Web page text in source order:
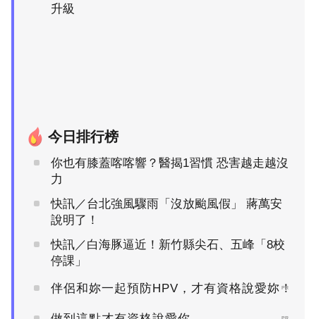
升級
今日排行榜
你也有膝蓋喀喀響？醫揭1習慣 恐害越走越沒
力
快訊／台北強風驟雨「沒放颱風假」 蔣萬安
說明了！
快訊／白海豚逼近！新竹縣尖石、五峰「8校
停課」
伴侶和妳一起預防HPV，才有資格說愛妳！
PR
PR